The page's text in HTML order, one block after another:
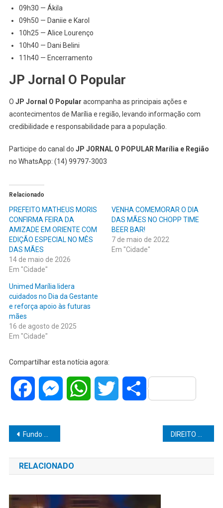
09h30 — Ákila
09h50 — Daniie e Karol
10h25 — Alice Lourenço
10h40 — Dani Belini
11h40 — Encerramento
JP Jornal O Popular
O JP Jornal O Popular acompanha as principais ações e
acontecimentos de Marília e região, levando informação com
credibilidade e responsabilidade para a população.
Participe do canal do JP JORNAL O POPULAR Marília e Região
no WhatsApp: (14) 99797-3003
Relacionado
PREFEITO MATHEUS MORIS
CONFIRMA FEIRA DA
AMIZADE EM ORIENTE COM
EDIÇÃO ESPECIAL NO MÊS
DAS MÃES
14 de maio de 2026
Em "Cidade"
VENHA COMEMORAR O DIA
DAS MÃES NO CHOPP TIME
BEER BAR!
7 de maio de 2022
Em "Cidade"
Unimed Marília lidera
cuidados no Dia da Gestante
e reforça apoio às futuras
mães
16 de agosto de 2025
Em "Cidade"
Compartilhar esta notícia agora:
Facebook MessengerWhatsAppTwitter Share
Navegação
de
Post
Fundo Social de Marília antecipa ação contra o frio e distribui 1.400 cobertores para entidades assistenciais
RELACIONADO